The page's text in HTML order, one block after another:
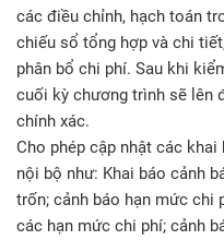
các điều chỉnh, hạch toán
chiếu sổ tổng hợp và chi
phân bổ chi phí. Sau khi
cuối kỳ chương trình sẽ lên
chính xác.
Cho phép cập nhật các
nội bộ như: Khai báo cảnh
trốn; cảnh báo hạn mức chi
các hạn mức chi phí; cảnh